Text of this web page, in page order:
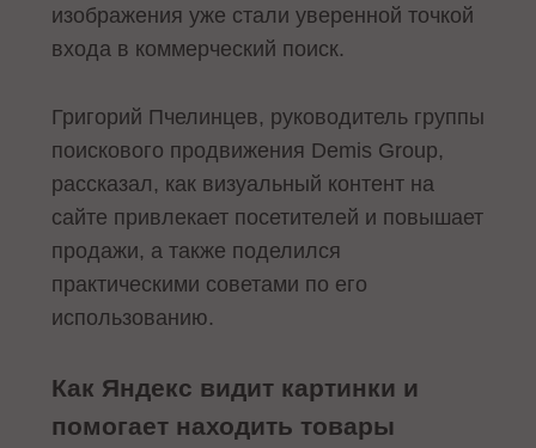
изображения уже стали уверенной точкой
входа в коммерческий поиск.
Григорий Пчелинцев, руководитель группы
поискового продвижения Demis Group,
рассказал, как визуальный контент на
сайте привлекает посетителей и повышает
продажи, а также поделился
практическими советами по его
использованию.
Как Яндекс видит картинки и
помогает находить товары